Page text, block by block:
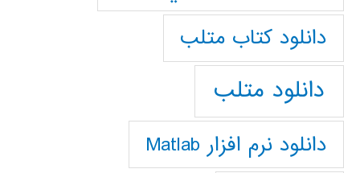
دانلود كتاب متلب
دانلود متلب
دانلود نرم افزار Matlab